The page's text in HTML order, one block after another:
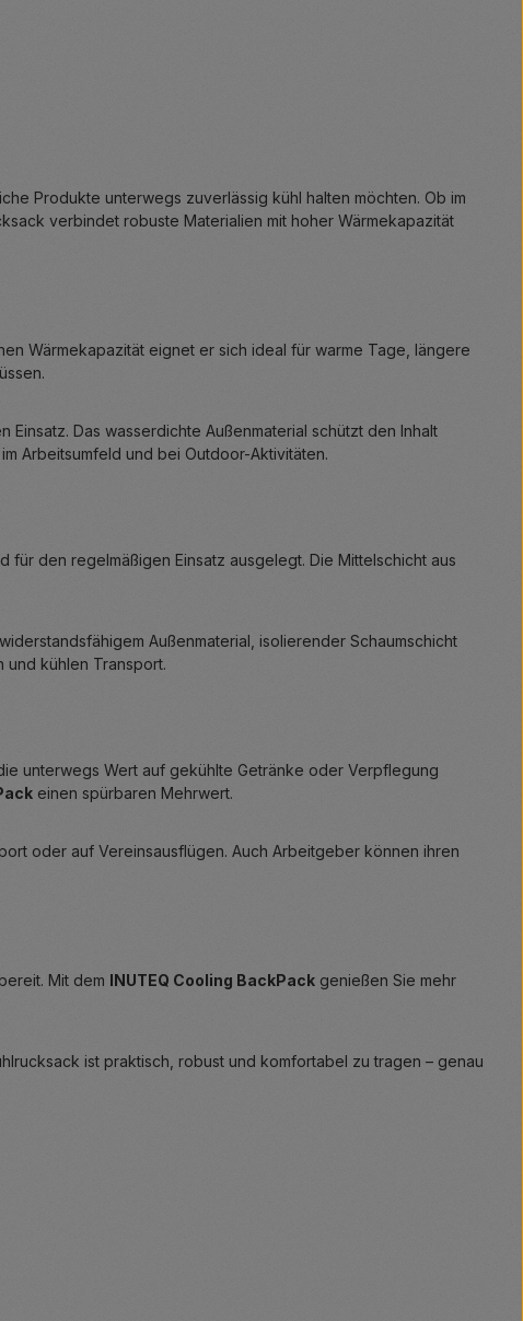
Produkte unterwegs zuverlässig kühl halten möchten. Ob im
verbindet robuste Materialien mit hoher Wärmekapazität
Wärmekapazität eignet er sich ideal für warme Tage, längere
Das wasserdichte Außenmaterial schützt den Inhalt
Arbeitsumfeld und bei Outdoor-Aktivitäten.
den regelmäßigen Einsatz ausgelegt. Die Mittelschicht aus
Außenmaterial, isolierender Schaumschicht
kühlen Transport.
unterwegs Wert auf gekühlte Getränke oder Verpflegung
einen spürbaren Mehrwert.
oder auf Vereinsausflügen. Auch Arbeitgeber können ihren
Mit dem INUTEQ Cooling BackPack genießen Sie mehr
ist praktisch, robust und komfortabel zu tragen – genau